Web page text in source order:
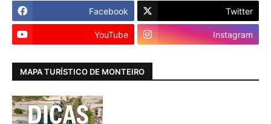
Facebook Twitter
YouTube Instagram
MAPA TURÍSTICO DE MONTEIRO